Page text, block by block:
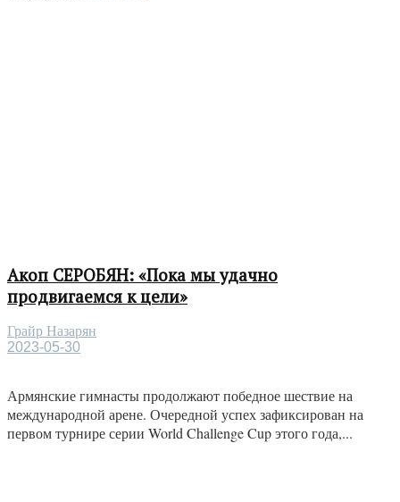
Акоп СЕРОБЯН: «Пока мы удачно
продвигаемся к цели»
Грайр Назарян
2023-05-30
Армянские гимнасты продолжают победное шествие на
международной арене. Очередной успех зафиксирован на
первом турнире серии World Challenge Cup этого года,...